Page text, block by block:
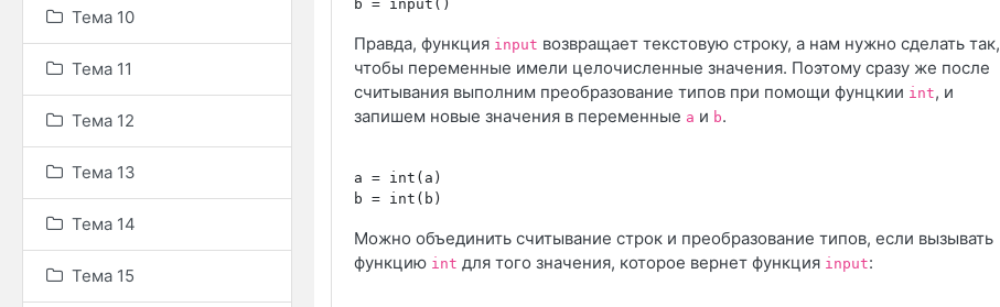
Тема 10
Тема 11
Тема 12
Тема 13
Тема 14
Тема 15
Правда, функция input возвращает текстовую строку, а нам нужно сделать так,
чтобы переменные имели целочисленные значения. Поэтому сразу же после
считывания выполним преобразование типов при помощи фунцкии int, и
запишем новые значения в переменные a и b.
a = int(a)
Можно объединить считывание строк и преобразование типов, если вызывать
функцию int для того значения, которое вернет функция input: